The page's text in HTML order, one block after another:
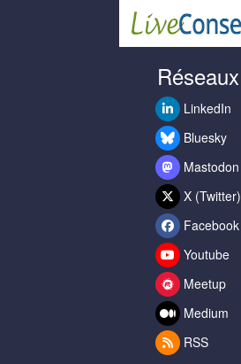
Réseaux
LinkedIn
Bluesky
Mastodon
X (Twitter)
Facebook
Youtube
Meetup
Medium
RSS